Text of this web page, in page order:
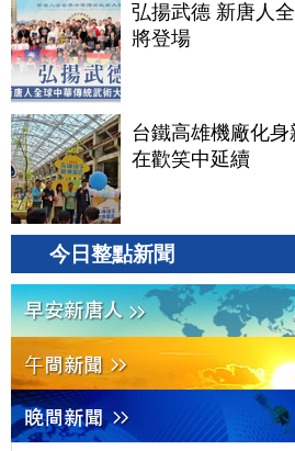
弘揚武德 新唐人
將登場
台鐵高雄機廠化
在歡笑中延續
今日整點新聞